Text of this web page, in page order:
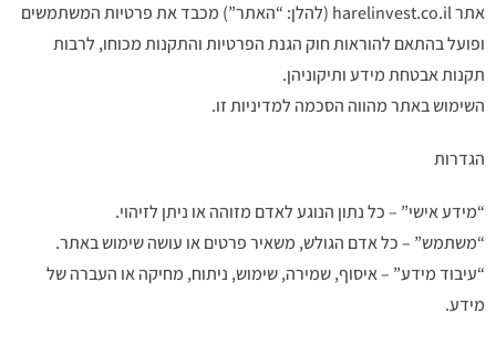
אתר harelinvest.co.il (להלן: “האתר”) מכבד את פרטיות המשתמשים
ופועל בהתאם להוראות חוק הגנת הפרטיות והתקנות מכוחו, לרבות
תקנות אבטחת מידע ותיקוניהן.
השימוש באתר מהווה הסכמה למדיניות זו.
הגדרות
“מידע אישי” – כל נתון הנוגע לאדם מזוהה או ניתן לזיהוי.
“משתמש” – כל אדם הגולש, משאיר פרטים או עושה שימוש באתר.
“עיבוד מידע” – איסוף, שמירה, שימוש, ניתוח, מחיקה או העברה של
מידע.